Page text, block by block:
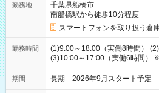
勤務地
千葉県船橋市
南船橋駅から徒歩10分程度
スマートフォンを取り扱う倉
勤務時間
(1)9:00～18:00（実働8時間）
(3)10:00～17:00（実働6時間）
期間 長期 2026年9月スタート予定